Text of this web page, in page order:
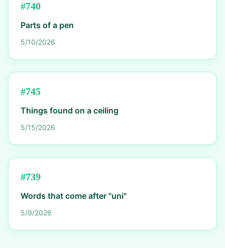
#740
Parts of a pen
5/10/2026
#745
Things found on a ceiling
5/15/2026
#739
Words that come after "uni"
5/9/2026